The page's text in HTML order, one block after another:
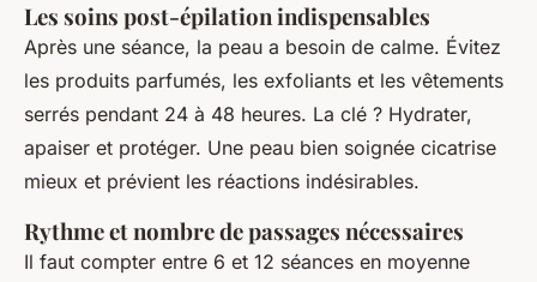
Les soins post-épilation indispensables
Après une séance, la peau a besoin de calme. Évitez
les produits parfumés, les exfoliants et les vêtements
serrés pendant 24 à 48 heures. La clé ? Hydrater,
apaiser et protéger. Une peau bien soignée cicatrise
mieux et prévient les réactions indésirables.
Rythme et nombre de passages nécessaires
Il faut compter entre 6 et 12 séances en moyenne